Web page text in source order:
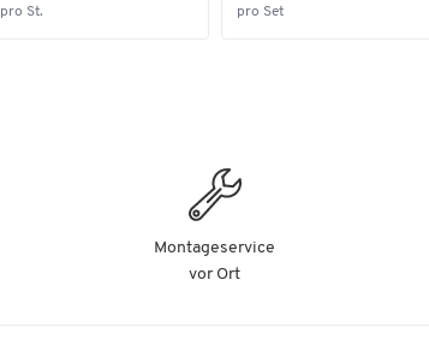
pro St. pro Set
Montageservice
vor Ort